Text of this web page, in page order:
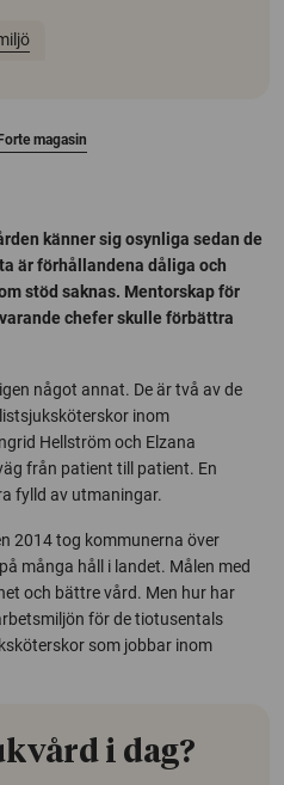
magasin
känner sig osynliga sedan de
är förhållandena dåliga och
stöd saknas. Mentorskap för
chefer skulle förbättra
något annat. De är två av de
inom
Hellström och Elzana
från patient till patient. En
fylld av utmaningar.
2014 tog kommunerna över
många håll i landet. Målen med
och bättre vård. Men hur har
för de tiotusentals
som jobbar inom
i dag?